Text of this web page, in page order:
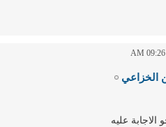
09:26 AM
الخزاعي
عليه